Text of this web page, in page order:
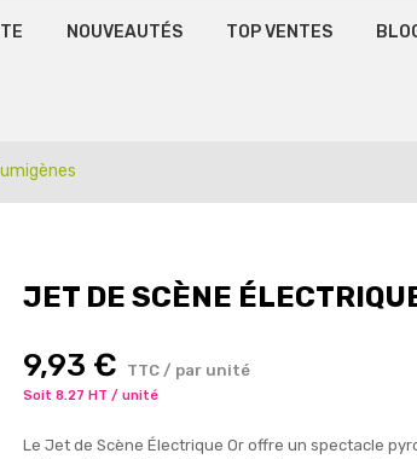
NOUVEAUTÉS TOP VENTES
JET DE SCÈNE
9,93 € TTC / par unité
Soit 8.27 HT / unité
Le Jet de Scène Électrique Or offre un spectacle